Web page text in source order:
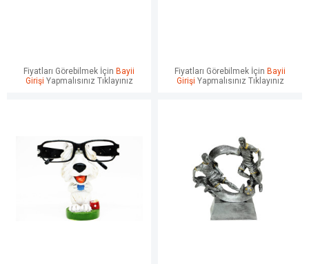
Fiyatları Görebilmek İçin Bayii
Girişi Yapmalısınız Tıklayınız
Fiyatları Görebilmek İçin Bayii
Girişi Yapmalısınız Tıklayınız